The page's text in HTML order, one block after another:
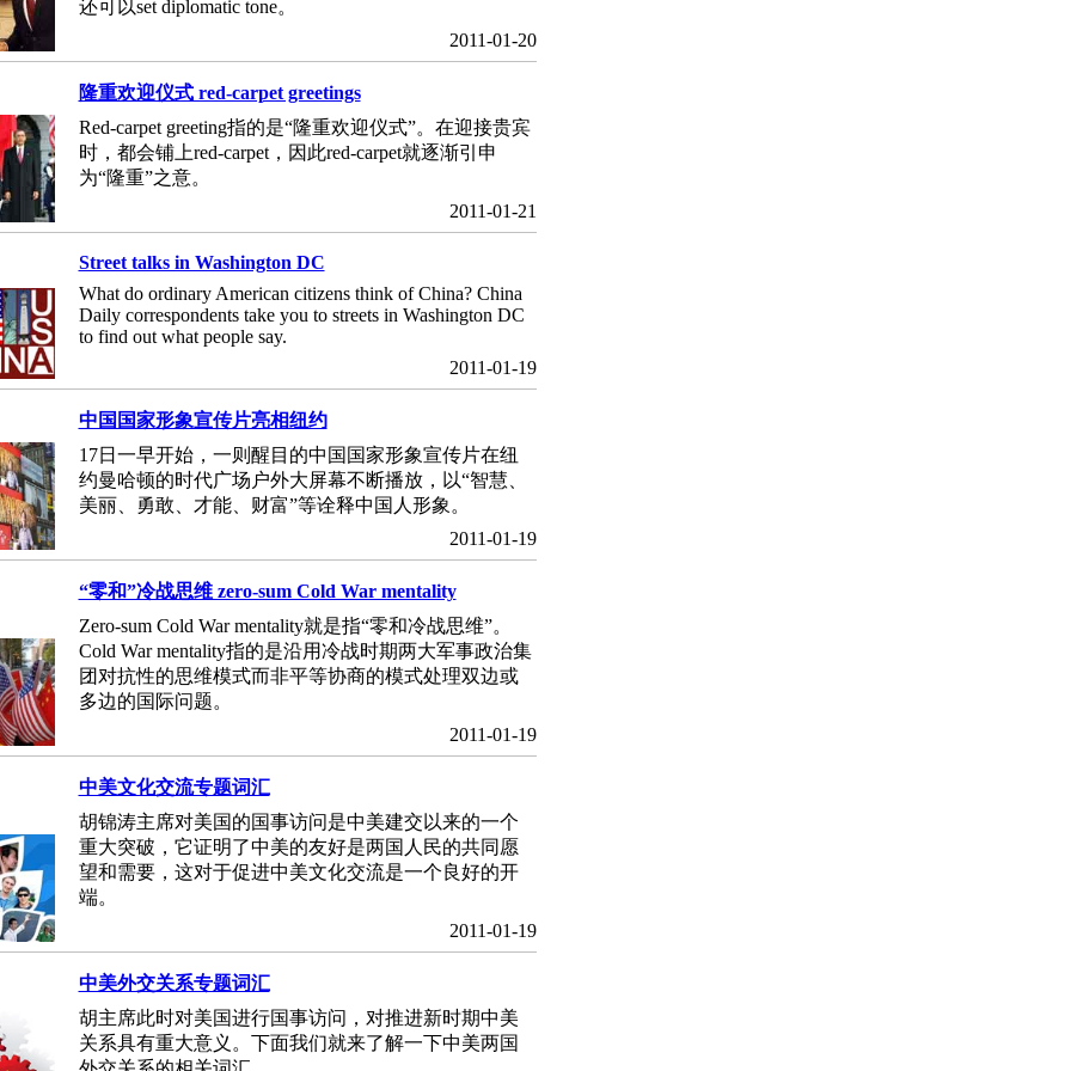
还可以set diplomatic tone。
2011-01-20
隆重欢迎仪式 red-carpet greetings
Red-carpet greeting指的是“隆重欢迎仪式”。在迎接贵宾
时，都会铺上red-carpet，因此red-carpet就逐渐引申
为“隆重”之意。
2011-01-21
Street talks in Washington DC
What do ordinary American citizens think of China? China
Daily correspondents take you to streets in Washington DC
to find out what people say.
2011-01-19
中国国家形象宣传片亮相纽约
17日一早开始，一则醒目的中国国家形象宣传片在纽
约曼哈顿的时代广场户外大屏幕不断播放，以“智慧、
美丽、勇敢、才能、财富”等诠释中国人形象。
2011-01-19
“零和”冷战思维 zero-sum Cold War mentality
Zero-sum Cold War mentality就是指“零和冷战思维”。
Cold War mentality指的是沿用冷战时期两大军事政治集
团对抗性的思维模式而非平等协商的模式处理双边或
多边的国际问题。
2011-01-19
中美文化交流专题词汇
胡锦涛主席对美国的国事访问是中美建交以来的一个
重大突破，它证明了中美的友好是两国人民的共同愿
望和需要，这对于促进中美文化交流是一个良好的开
端。
2011-01-19
中美外交关系专题词汇
胡主席此时对美国进行国事访问，对推进新时期中美
关系具有重大意义。下面我们就来了解一下中美两国